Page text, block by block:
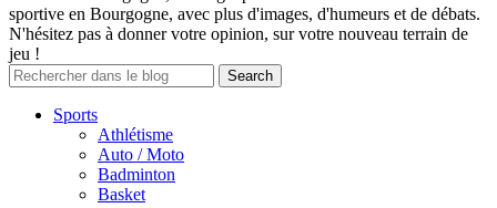
sportive en Bourgogne, avec plus d'images, d'humeurs et de débats.
N'hésitez pas à donner votre opinion, sur votre nouveau terrain de
jeu !
Sports
Athlétisme
Auto / Moto
Badminton
Basket